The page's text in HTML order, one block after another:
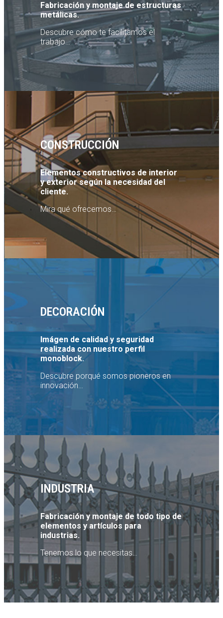
Fabricación y montaje de estructuras
metálicas.
Descubre cómo te facilitamos el
trabajo…
CONSTRUCCIÓN
Elementos constructivos de interior
y exterior según la necesidad del
cliente.
Mira qué ofrecemos…
DECORACIÓN
Imágen de calidad y seguridad
realizada con nuestro perfil
monoblock.
Descubre porqué somos pioneros en
innovación…
INDUSTRIA
Fabricación y montaje de todo tipo de
elementos y artículos para
industrias.
Tenemos lo que necesitas…